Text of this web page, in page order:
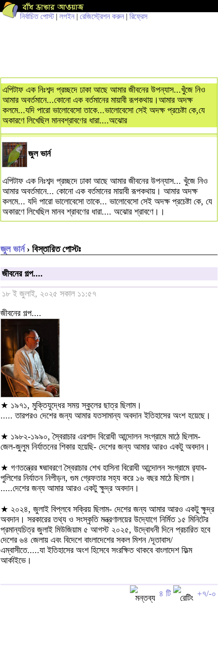
নির্বাচিত পোস্ট| লগইন | রেজিস্ট্রেশন করুন | রিফ্রেস
এপিটাফ এক নিঃশব্দ প্রচ্ছদে ঢাকা আছে আমার জীবনের উপন্যাস...খুঁজে নিও
আমার অবর্তমানে...কোনো এক বর্তমানের মায়াবী রূপকথায়।আমার অদক্ষ
কলমে...যদি পারো ভালোবেসো তাকে...ভালোবেসো সেই অদক্ষ প্রচেষ্টা কে,যে
অকারণে লিখেছিল মানবশ্রাবণের ধারা....অঝোর
জুল ভার্ন
এপিটাফ এক নিঃশব্দ প্রচ্ছদে ঢাকা আছে আমার জীবনের উপন্যাস... খুঁজে নিও
আমার অবর্তমানে... কোনো এক বর্তমানের মায়াবী রূপকথায়। আমার অদক্ষ
কলমে... যদি পারো ভালোবেসো তাকে... ভালোবেসো সেই অদক্ষ প্রচেষ্টা কে, যে
অকারণে লিখেছিল মানব শ্রাবণের ধারা.... অঝোর শ্রাবণে।।
জুল ভার্ন› বিস্তারিত পোস্টঃ
জীবনের গল্প....
১৮ ই জুলাই, ২০২৫ সকাল ১১:৫৭
জীবনের গল্প....
★ ১৯৭১, মুক্তিযুদ্ধের সময় স্কুলের ছাত্র ছিলাম।
..... তারপরও দেশের জন্য আমার যতসামান্য অবদান ইতিহাসের অংশ হয়েছে।
★ ১৯৮২-১৯৯০, স্বৈরাচার এরশাদ বিরোধী আন্দোলন সংগ্রামে মাঠে ছিলাম-
জেল-জুলুম নির্যাতনের শিকার হয়েছি- দেশের জন্য আমার আরও একটু অবদান।
★ গণতন্ত্রের ছ্দ্মাবরণে স্বৈরাচার শেখ হাসিনা বিরোধী আন্দোলন সংগ্রামে র‍্যাব-
পুলিশের নির্যাতন নিপীড়ন, গুম গ্রেফতার সহ্য করে ১৬ বছর মাঠে ছিলাম।
.....দেশের জন্য আমার আরও একটু ক্ষুদ্র অবদান।
★ ২০২৪, জুলাই বিপ্লবে সক্রিয় ছিলাম- দেশের জন্য আমার আরও একটু ক্ষুদ্র
অবদান। সরকারের তথ্য ও সংস্কৃতি মন্ত্রণালয়ের উদ্যোগে নির্মিত ১৫ মিনিটের
প্রমান্যচিত্র জুলাই মিউজিয়াম ৫ আগস্ট ২০২৫, উদ্বোধনী দিনে প্রচারিত হবে
দেশের ৬৪ জেলায় এবং বিদেশে বাংলাদেশের সকল মিশন /দূতাবাস/
এম্বাসীতে.....যা ইতিহাসের অংশ হিসেবে সংরক্ষিত থাকবে বাংলাদেশ ফিল্ম
আর্কাইভে।
৪ টি +৭/-০